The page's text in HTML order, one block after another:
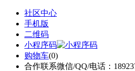
社区中心
手机版
二维码
小程序码
购物车(0)
合作联系微信/QQ/电话：